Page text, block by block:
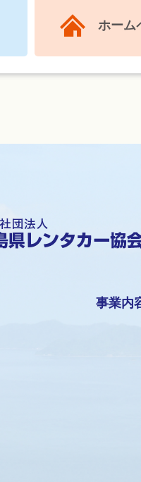
ホーム
事業内